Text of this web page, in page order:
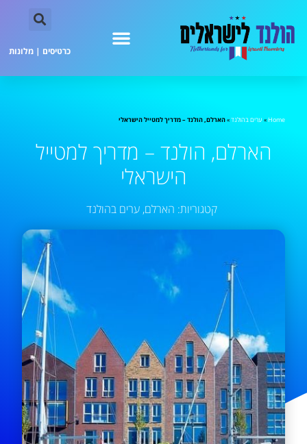
כרטיסים | מלונות
Home
» ערים בהולנד»הארלם, הולנד – מדריך למטייל הישראלי
הארלם, הולנד – מדריך למטייל
הישראלי
קטגוריות: הארלם, ערים בהולנד